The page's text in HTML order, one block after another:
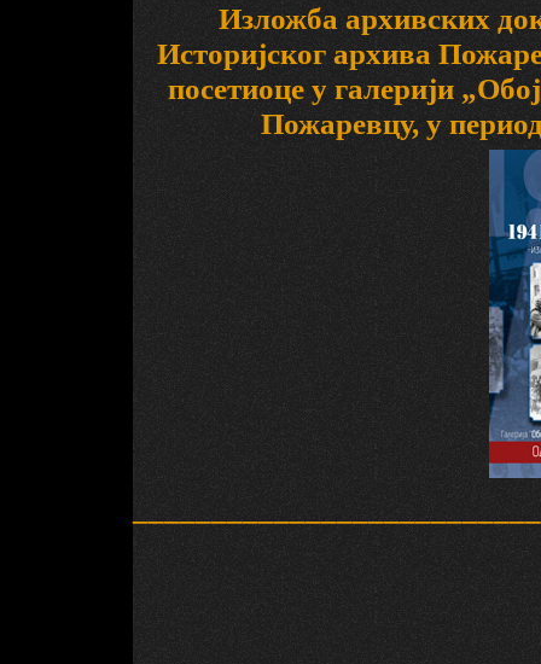
Изложба архивских
Историјског архива
посетиоце у галерији
Пожаревцу, у